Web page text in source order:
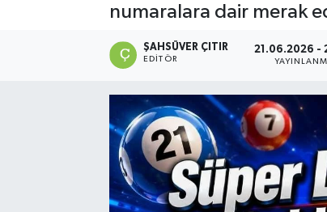
numaralara dair merak
ŞAHSÜVER ÇITIR
EDITÖR
21.06.2026 -